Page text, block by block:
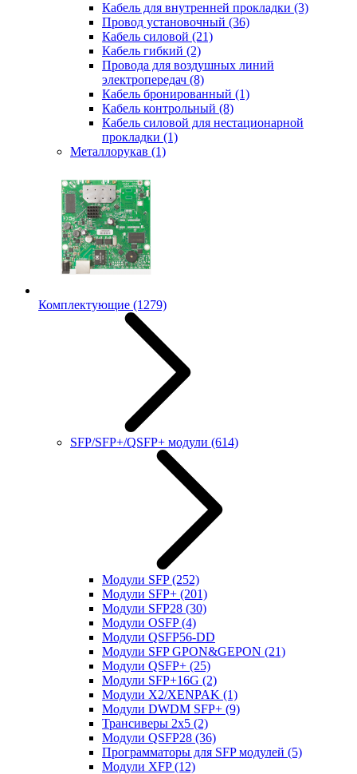
Кабель для внутренней прокладки (3)
Провод установочный (36)
Кабель силовой (21)
Кабель гибкий (2)
Провода для воздушных линий
электропередач (8)
Кабель бронированный (1)
Кабель контрольный (8)
Кабель силовой для нестационарной
прокладки (1)
Металлорукав (1)
Комплектующие (1279)
SFP/SFP+/QSFP+ модули (614)
Модули SFP(252)
Модули SFP+ (201)
Модули SFP28 (30)
Модули OSFP(4)
Модули QSFP56-DD
Модули SFP GPON&GEPON (21)
Модули QSFP+ (25)
Модули SFP+16G (2)
Модули X2/XENPAK (1)
Модули DWDM SFP+ (9)
Трансиверы 2x5 (2)
Модули QSFP28 (36)
Программаторы для SFP модулей (5)
Модули XFP(12)